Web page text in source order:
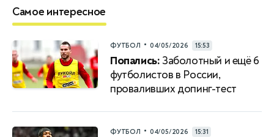
Самое интересное
ФУТБОЛ • 04/05/2026 15:53
Попались:Заболотный и ещё 6
футболистов в России,
проваливших допинг-тест
ФУТБОЛ • 04/05/2026 15:31